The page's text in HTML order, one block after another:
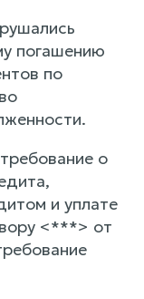
погашению
по
о
и уплате
<***> от